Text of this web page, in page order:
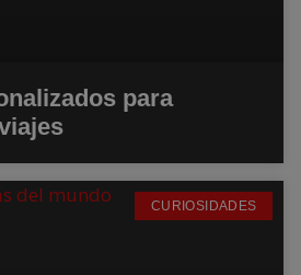
para
CURIOSIDADES